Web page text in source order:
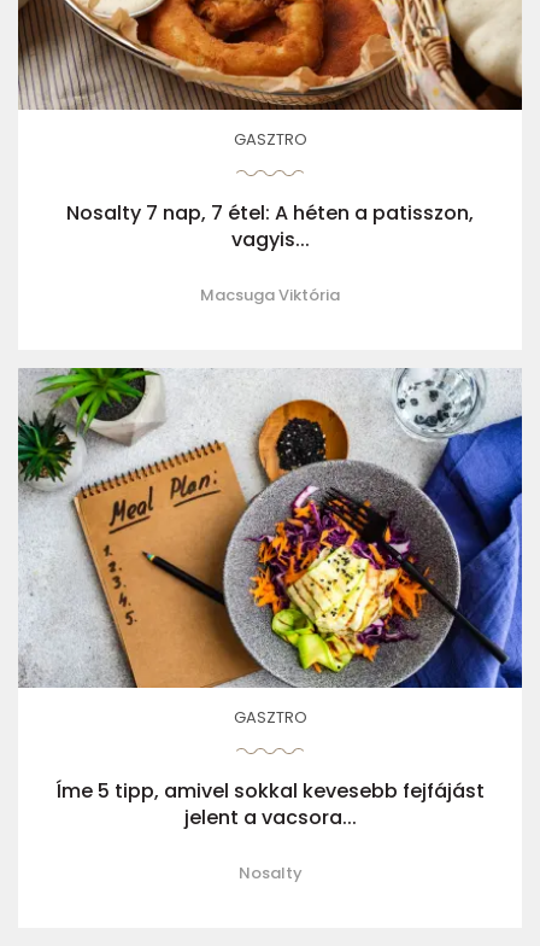
GASZTRO
Nosalty 7 nap, 7 étel: A héten a patisszon,
vagyis...
Macsuga Viktória
GASZTRO
Íme 5 tipp, amivel sokkal kevesebb fejfájást
jelent a vacsora...
Nosalty